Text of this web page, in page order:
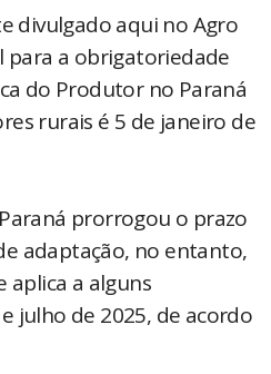
divulgado aqui no Agro
para a obrigatoriedade
do Produtor no Paraná
rurais é 5 de janeiro de
prorrogou o prazo
adaptação, no entanto,
aplica a alguns
julho de 2025, de acordo